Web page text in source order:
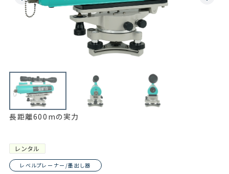
長距離600mの実力
レンタル
レベルプレーナー/墨出し器